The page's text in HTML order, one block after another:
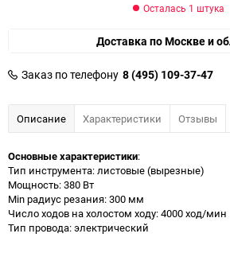
Осталась 1 штука
Доставка по Москве и
Заказ по телефону 8 (495) 109-37-47
Описание Характеристики Отзывы
Основные характеристики:
Тип инструмента: листовые (вырезные)
Мощность: 380 Вт
Min радиус резания: 300 мм
Число ходов на холостом ходу: 4000 ход/мин
Тип провода: электрический